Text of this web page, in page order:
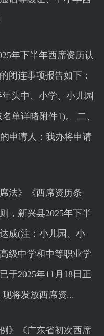
年下半年西席资历认
闭连事项报告如下：
头中、小学、小儿园
单详睹附件1)。 二、
申请人：我办将申请
》《西席资历条
，新兴县2025年下半
成(注：小儿园、小
级中学和中等职业学
于2025年11月18日正
将发放西席资...
《广东省初次西席